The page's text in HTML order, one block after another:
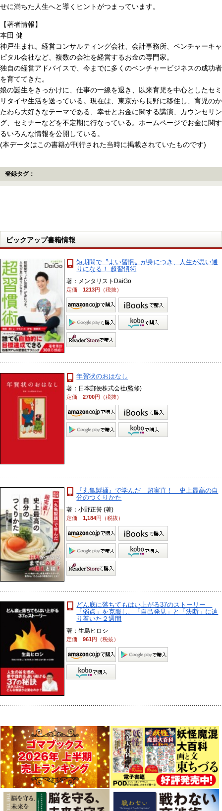
せに満ちた人生へと導くヒントがつまっています。
【著者情報】
本田 健
神戸生まれ。経営コンサルティング会社、会計事務所、ベンチャーキャ
ピタル会社など、複数の会社を経営するお金の専門家。
独自の経営アドバイスで、今までに多くのベンチャービジネスの成功者
を育ててきた。
娘の誕生をきっかけに、仕事の一線を退き、以来育児を中心としたセミ
リタイヤ生活を送っている。現在は、東京から長野に移住し、育児のか
たわら大好きなテーマである、幸せとお金に関する講演、カウンセリン
グ、セミナーなどを不定期に行なっている。ホームページでお金に関す
るいろんな情報を公開している。
(本データはこの書籍が刊行された当時に掲載されていたものです)
登録タグ：
ピックアップ書籍情報
短期間で〝よい習慣〟が身につき、人生が思い通
りになる！ 超習慣術
著：メンタリストDaiGo
定価1213円（税抜）
年賀状のおはなし
著：日本郵便株式会社(監修)
定価2700円（税抜）
『丸亀製麺』で学んだ 超実直！ 史上最高の自
分のつくりかた
著：小野正誉 (著)
定価1,184円（税抜）
どん底に落ちてもはい上がる37のストーリー
「弱点」を克服し、「自己発見」と「決断」に辿
り着いた２週間
著：生島ヒロシ
定価961円（税抜）